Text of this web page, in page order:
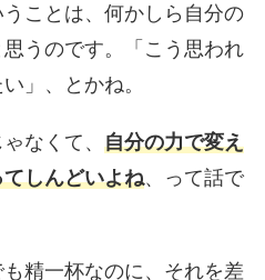
ことは、何かしら自分の
うのです。「こう思われ
」、とかね。
なくて、 自分の力で変え
しんどいよね、って話で
精一杯なのに、それを差